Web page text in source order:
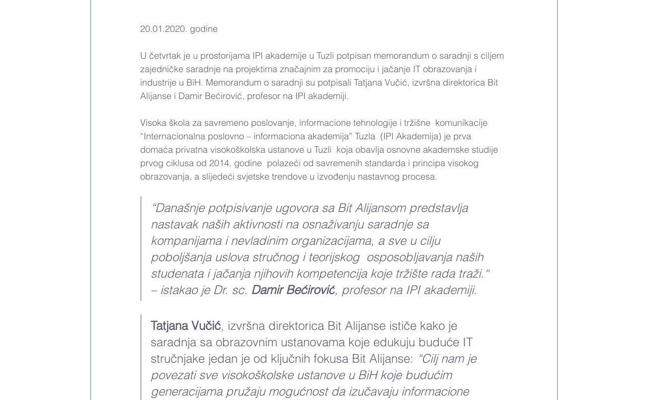
20.01.2020. godine
U četvrtak je u prostorijama IPI akademije u Tuzli potpisan memorandum o saradnji s ciljem
zajedničke saradnje na projektima značajnim za promociju i jačanje IT obrazovanja i
industrije u BiH. Memorandum o saradnji su potpisali Tatjana Vučić, izvršna direktorica Bit
Alijanse i Damir Bećirović, profesor na IPI akademiji.
Visoka škola za savremeno poslovanje, informacione tehnologije i tržišne  komunikacije
“Internacionalna poslovno – informaciona akademija” Tuzla  (IPI Akademija) je prva
domaća privatna visokoškolska ustanove u Tuzli  koja obavlja osnovne akademske studije
prvog ciklusa od 2014. godine  polazeći od savremenih standarda i principa visokog
obrazovanja, a slijedeći svjetske trendove u izvođenju nastavnog procesa.
“Današnje potpisivanje ugovora sa Bit Alijansom predstavlja
nastavak naših aktivnosti na osnaživanju saradnje sa
kompanijama i nevladinim organizacijama, a sve u cilju
poboljšanja uslova stručnog i teorijskog  osposobljavanja naših
studenata i jačanja njihovih kompetencija koje tržište rada traži.“
– istakao je Dr. sc. Damir Bećirović, profesor na IPI akademiji.
Tatjana Vučić, izvršna direktorica Bit Alijanse ističe kako je
saradnja sa obrazovnim ustanovama koje edukuju buduće IT
stručnjake jedan je od ključnih fokusa Bit Alijanse: “Cilj nam je
povezati sve visokoškolske ustanove u BiH koje budućim
generacijama pružaju mogućnost da izučavaju informacione